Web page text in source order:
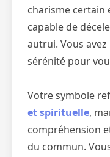
charisme certain
capable de
autrui. Vous
sérénité pour
Votre symbole
et spirituelle,
compréhension
du commun.